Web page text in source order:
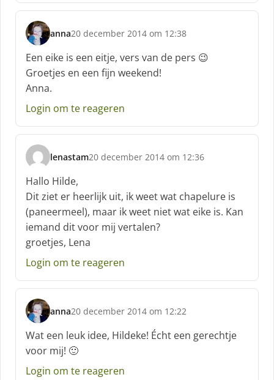
e
f
:
anna
s
c
h
r
e
e
:
20 december 2014 om 12:38
Een eike is een eitje, vers van de pers 😉
Groetjes en een fijn weekend!
Anna.
Login om te reageren
lenastam
s
c
h
r
e
e
f
20 december 2014 om 12:36
Hallo Hilde,
Dit ziet er heerlijk uit, ik weet wat chapelure is
(paneermeel), maar ik weet niet wat eike is. Kan
iemand dit voor mij vertalen?
groetjes, Lena
Login om te reageren
anna
s
c
h
r
e
20 december 2014 om 12:22
Wat een leuk idee, Hildeke! Écht een gerechtje
voor mij! 🙂
Login om te reageren